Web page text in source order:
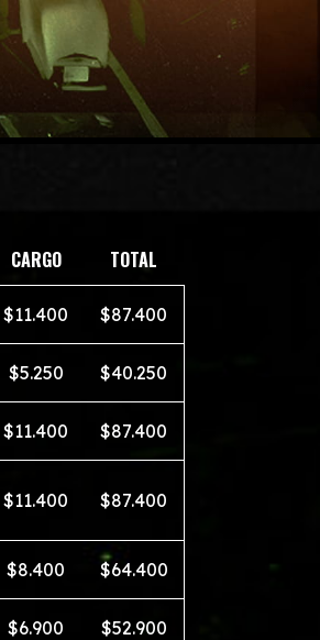
CARGO TOTAL
$11.400 $87.400
$5.250 $40.250
$11.400 $87.400
$11.400 $87.400
$8.400 $64.400
$6.900 $52.900